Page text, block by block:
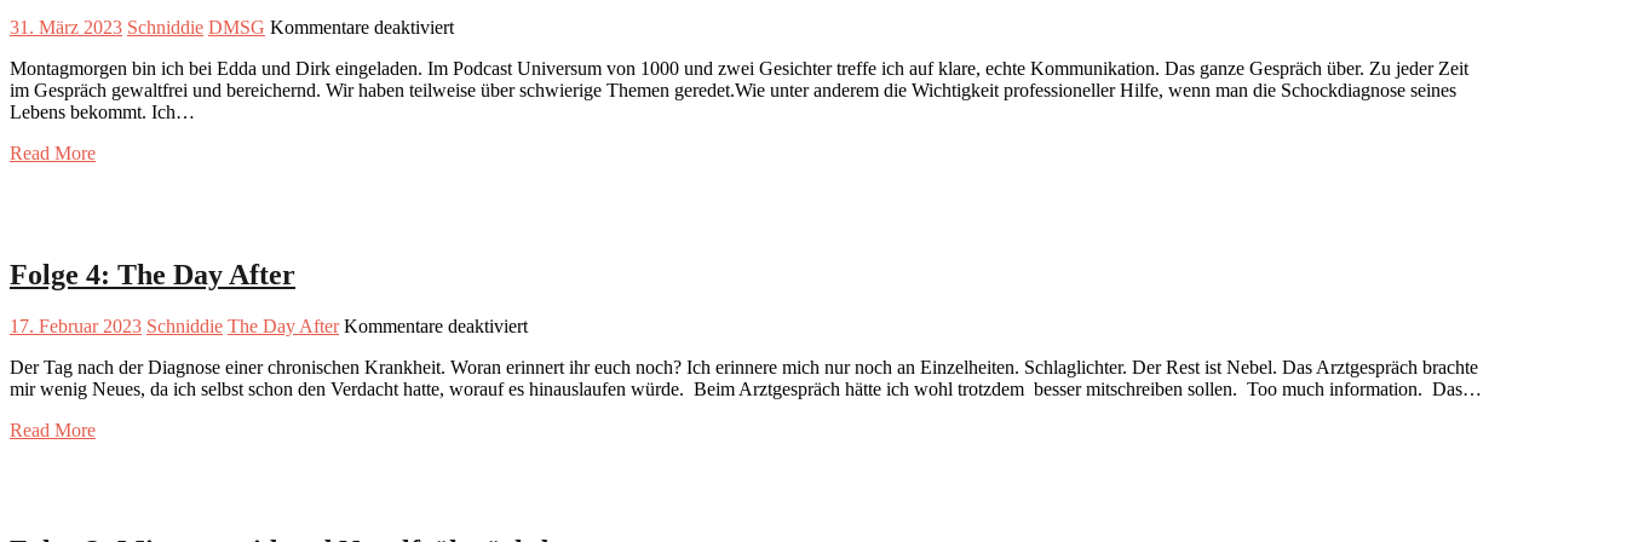
31. März 2023 Schniddie DMSG Kommentare deaktiviertfür
7:
DMSG,
Montagmorgen bin ich bei Edda und Dirk eingeladen. Im Podcast Universum von 1000 und zwei Gesichter treffe ich auf klare, echte Kommunikation. Das ganze Gespräch über. Zu jeder Zeit
im Gespräch gewaltfrei und bereichernd. Wir haben teilweise über schwierige Themen geredet.Wie unter anderem die Wichtigkeit professioneller Hilfe, wenn man die Schockdiagnose seines
Lebens bekommt. Ich…
Read More
Folge 4: The Day After
17. Februar 2023 Schniddie The Day After Kommentare deaktiviertfür
4:
The
Der Tag nach der Diagnose einer chronischen Krankheit. Woran erinnert ihr euch noch? Ich erinnere mich nur noch an Einzelheiten. Schlaglichter. Der Rest ist Nebel. Das Arztgespräch brachte
mir wenig Neues, da ich selbst schon den Verdacht hatte, worauf es hinauslaufen würde. Beim Arztgespräch hätte ich wohl trotzdem besser mitschreiben sollen. Too much information. Das…
Read More